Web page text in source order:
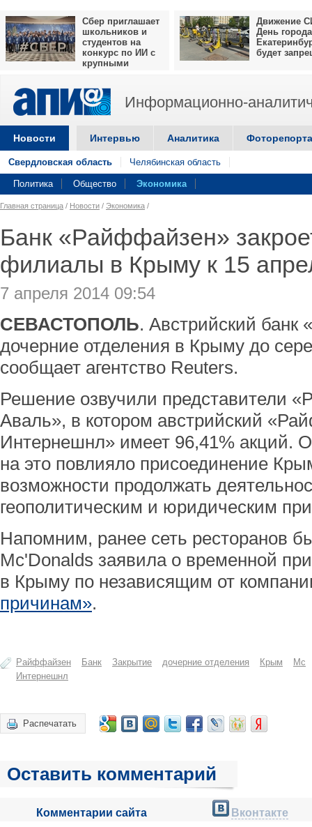
Сбер приглашает
школьников и
студентов на
конкурс по ИИ с
крупными
Движение
День города
будет
Информационно-
Новости Интервью Аналитика
Свердловская область Челябинская область
Политика Общество Экономика
Главная страница / Новости / Экономика /
Банк «Райффайзен»
филиалы в Крыму к 15
7 апреля 2014 09:54
СЕВАСТОПОЛЬ. Австрийский банк
дочерние отделения в Крыму до
сообщает агентство Reuters.
Решение озвучили представители
Аваль», в котором австрийский
Интернешнл» имеет 96,41% акций.
на это повлияло присоединение
возможности продолжать
геополитическим и юридическим
Напомним, ранее сеть ресторанов
Mc'Donalds заявила о временной
в Крыму по независящим от
причинам».
Райффайзен Банк Закрытие дочерние отделения Крым
Mc
Интернешнл
Распечатать
Оставить комментарий
Комментарии сайта Вконтакте